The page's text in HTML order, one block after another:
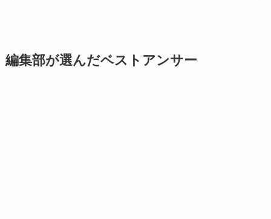
編集部が選んだベストアンサー